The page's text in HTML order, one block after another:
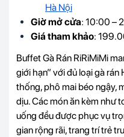
Hà Nội
Giờ mở cửa: 10:00 –
Giá tham khảo:
Buffet Gà Rán RiRiMiMi
giới hạn” với đủ loại gà
thống, phô mai béo ngậy,
dịu. Các món ăn kèm như
uống đều được phục vụ
gian rộng rãi, trang trí trẻ